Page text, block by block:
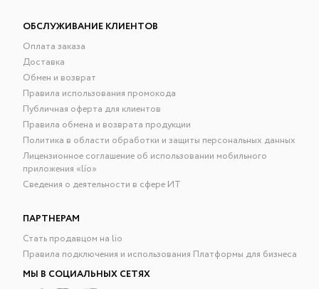
ОБСЛУЖИВАНИЕ КЛИЕНТОВ
Оплата заказа
Доставка
Обмен и возврат
Правила использования промокода
Публичная оферта для клиентов
Правила обмена и возврата продукции
Политика в области обработки и защиты персональных данных
Лицензионное соглашение об использовании мобильного
приложения «lío»
Сведения о деятельности в сфере ИТ
ПАРТНЕРАМ
Стать продавцом на lio
Правила подключения и использования Платформы для бизнеса
МЫ В СОЦИАЛЬНЫХ СЕТЯХ